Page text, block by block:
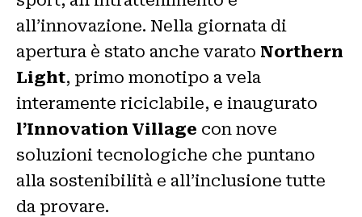
all’innovazione. Nella giornata di
apertura è stato anche varato Northern
Light, primo monotipo a vela
interamente riciclabile, e inaugurato
l’Innovation Village con nove
soluzioni tecnologiche che puntano
alla sostenibilità e all’inclusione tutte
da provare.